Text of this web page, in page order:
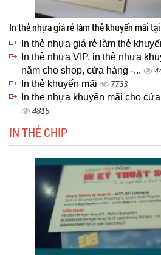
In thẻ nhựa giá rẻ làm thẻ khuyến mãi
In thẻ nhựa giá rẻ làm thẻ
In thẻ nhựa VIP, in thẻ nhựa
năm cho shop, cửa hàng -...
In thẻ khuyến mãi 7733
In thẻ nhựa khuyến mãi cho
4815
IN THẺ CHIP